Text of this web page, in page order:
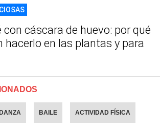
con cáscara de huevo: por qué
hacerlo en las plantas y para
DANZA BAILE ACTIVIDAD FÍSICA